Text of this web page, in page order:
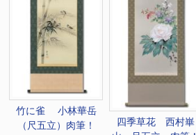
竹に雀 小林華岳
（尺五立）肉筆！
四季草花 西村崋